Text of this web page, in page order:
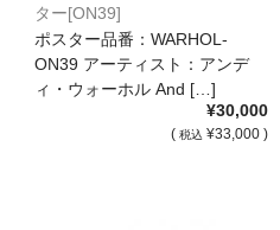
ター[ON39]
ポスター品番：WARHOL-
ON39 アーティスト：アンデ
ィ・ウォーホル And […]
¥30,000
( 税込 ¥33,000 )